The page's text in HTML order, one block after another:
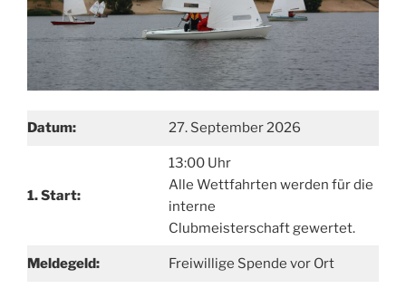
Datum: 27. September 2026
1. Start:
13:00 Uhr
Alle Wettfahrten werden für die
interne
Clubmeisterschaft gewertet.
Meldegeld: Freiwillige Spende vor Ort